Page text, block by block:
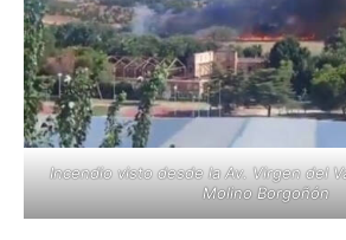
Incendio visto desde la Av. Virgen del
Molino Borgoñón